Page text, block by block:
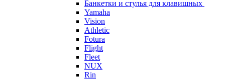
Банкетки и стулья для клавишных
Yamaha
Vision
Athletic
Fotura
Flight
Fleet
NUX
Rin